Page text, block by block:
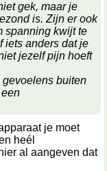
gek, maar je
is. Zijn er ook
spanning kwijt te
iets anders dat je
jezelf pijn hoeft
buiten
je moet
heél
al aangeven dat